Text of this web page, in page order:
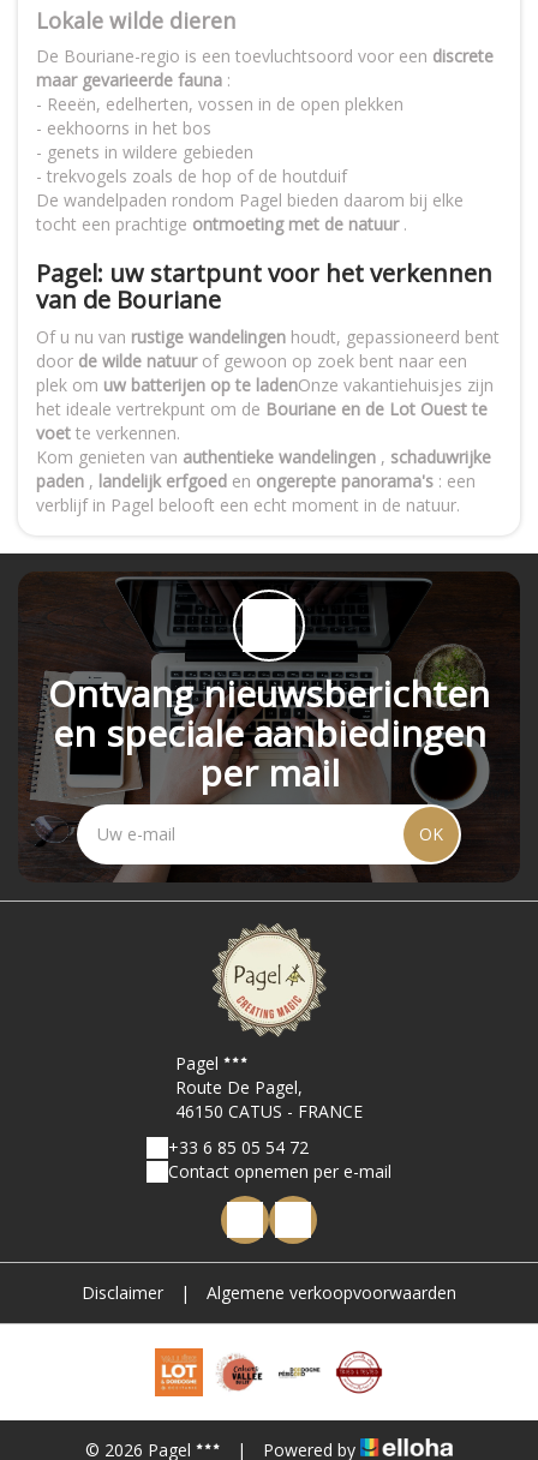
Lokale wilde dieren
De Bouriane-regio is een toevluchtsoord voor een discrete
maar gevarieerde fauna :
- Reeën, edelherten, vossen in de open plekken
- eekhoorns in het bos
- genets in wildere gebieden
- trekvogels zoals de hop of de houtduif
De wandelpaden rondom Pagel bieden daarom bij elke
tocht een prachtige ontmoeting met de natuur.
Pagel: uw startpunt voor het verkennen
van de Bouriane
Of u nu van rustige wandelingen houdt, gepassioneerd bent
door de wilde natuurof gewoon op zoek bent naar een
plek om uw batterijen op te ladenOnze vakantiehuisjes zijn
het ideale vertrekpunt om de Bouriane en de Lot Ouest te
voet te verkennen.
Kom genieten van authentieke wandelingen , schaduwrijke
paden , landelijk erfgoed en ongerepte panorama's : een
verblijf in Pagel belooft een echt moment in de natuur.
Ontvang nieuwsberichten
en speciale aanbiedingen
per mail
OK
Pagel
Route De Pagel,
46150 CATUS - FRANCE
+33 6 85 05 54 72
Contact opnemen per e-mail
Disclaimer | Algemene verkoopvoorwaarden
© 2026 Pagel | Powered by